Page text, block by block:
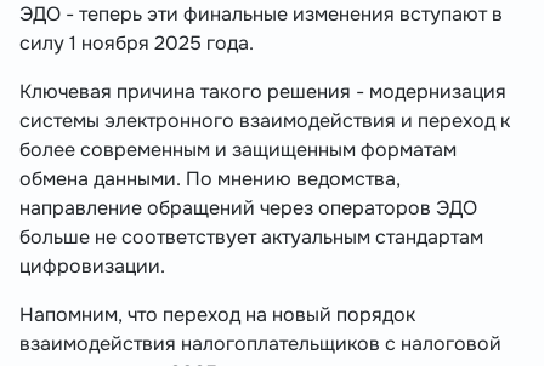
ЭДО - теперь эти финальные изменения вступают в
силу 1 ноября 2025 года.
Ключевая причина такого решения - модернизация
системы электронного взаимодействия и переход к
более современным и защищенным форматам
обмена данными. По мнению ведомства,
направление обращений через операторов ЭДО
больше не соответствует актуальным стандартам
цифровизации.
Напомним, что переход на новый порядок
взаимодействия налогоплательщиков с налоговой